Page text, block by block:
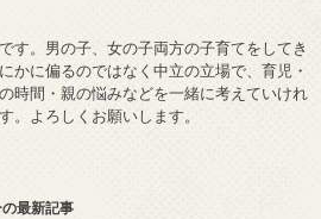
す。男の子、女の子両方の子育てをしてき
かに偏るのではなく中立の立場で、育児・
時間・親の悩みなどを一緒に考えていけれ
。よろしくお願いします。
最新記事